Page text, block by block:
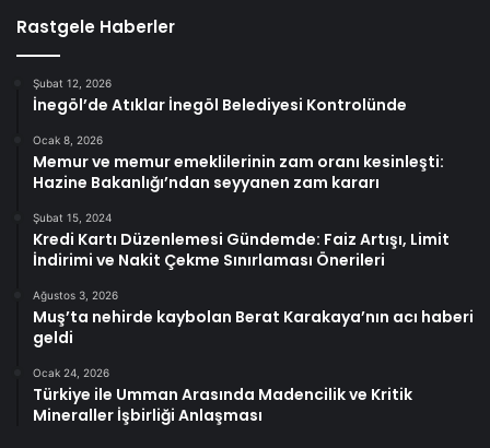
Rastgele Haberler
Şubat 12, 2026
İnegöl’de Atıklar İnegöl Belediyesi Kontrolünde
Ocak 8, 2026
Memur ve memur emeklilerinin zam oranı kesinleşti:
Hazine Bakanlığı’ndan seyyanen zam kararı
Şubat 15, 2024
Kredi Kartı Düzenlemesi Gündemde: Faiz Artışı, Limit
İndirimi ve Nakit Çekme Sınırlaması Önerileri
Ağustos 3, 2026
Muş’ta nehirde kaybolan Berat Karakaya’nın acı haberi
geldi
Ocak 24, 2026
Türkiye ile Umman Arasında Madencilik ve Kritik
Mineraller İşbirliği Anlaşması